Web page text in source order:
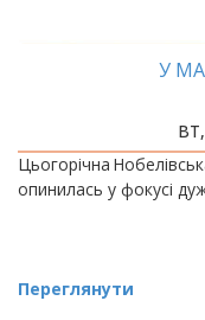
У
Цьогорічна
опинилась у фокусі
Переглянути